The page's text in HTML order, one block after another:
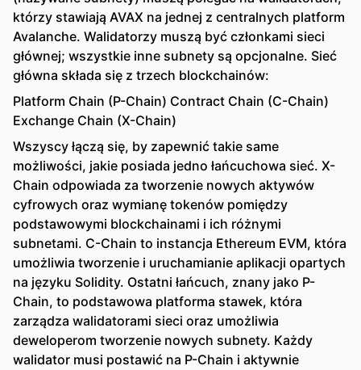
którzy stawiają AVAX na jednej z centralnych platform
Avalanche. Walidatorzy muszą być członkami sieci
głównej; wszystkie inne subnety są opcjonalne. Sieć
główna składa się z trzech blockchainów:
Platform Chain (P-Chain) Contract Chain (C-Chain)
Exchange Chain (X-Chain)
Wszyscy łączą się, by zapewnić takie same
możliwości, jakie posiada jedno łańcuchowa sieć. X-
Chain odpowiada za tworzenie nowych aktywów
cyfrowych oraz wymianę tokenów pomiędzy
podstawowymi blockchainami i ich różnymi
subnetami. C-Chain to instancja Ethereum EVM, która
umożliwia tworzenie i uruchamianie aplikacji opartych
na języku Solidity. Ostatni łańcuch, znany jako P-
Chain, to podstawowa platforma stawek, która
zarządza walidatorami sieci oraz umożliwia
deweloperom tworzenie nowych subnety. Każdy
walidator musi postawić na P-Chain i aktywnie